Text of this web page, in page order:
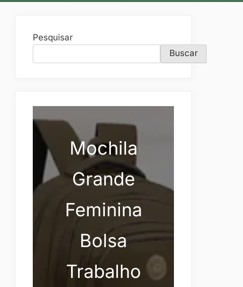
Pesquisar
Buscar
Mochila
Grande
Feminina
Bolsa
Trabalho